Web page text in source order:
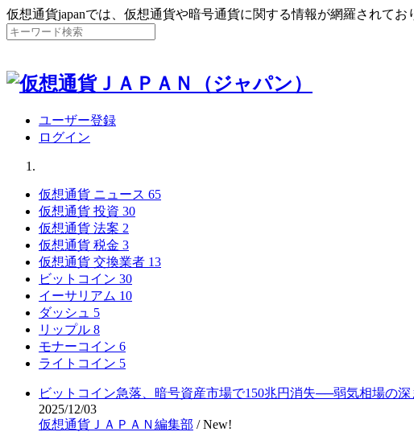
仮想通貨japanでは、仮想通貨や暗号通貨に関する情報が網羅されて
ユーザー登録
ログイン
仮想通貨 ニュース 65
仮想通貨 投資 30
仮想通貨 法案 2
仮想通貨 税金 3
仮想通貨 交換業者 13
ビットコイン 30
イーサリアム 10
ダッシュ 5
リップル 8
モナーコイン 6
ライトコイン 5
ビットコイン急落、暗号資産市場で150兆円消失──弱気相場の
2025/12/03
仮想通貨ＪＡＰＡＮ編集部 /New!